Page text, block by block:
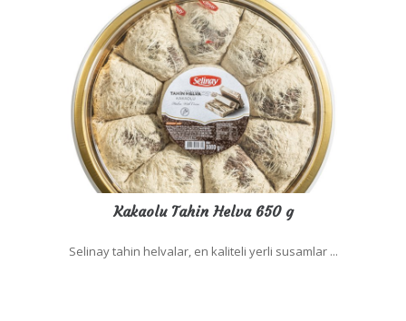
Kakaolu Tahin Helva 650 g
Selinay tahin helvalar, en kaliteli yerli susamlar ...